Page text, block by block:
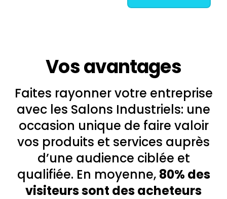
Vos avantages
Faites rayonner votre entreprise
avec les Salons Industriels: une
occasion unique de faire valoir
vos produits et services auprès
d’une audience ciblée et
qualifiée. En moyenne, 80% des
visiteurs sont des acheteurs